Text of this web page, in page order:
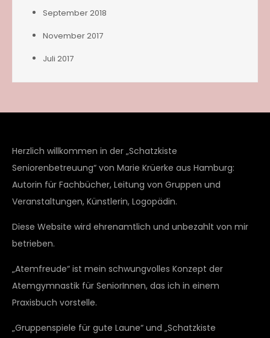
September 2018
November 2017
Juli 2017
Herzlich willkommen in der „Schatzkiste
Seniorenbetreuung“ von Marie Krüerke aus Hamburg:
Autorin für Fachbücher, Leitung von Gruppen und
Veranstaltungen, Künstlerin, Logopädin.
Diese Website wird ehrenamtlich und unbezahlt von mir
betrieben.
„Atemfreude“ ist mein schwungvolles Konzept der
Atemgymnastik für SeniorInnen, das ich in einem
Praxisbuch vorstelle.
„Gruppenspiele für gute Laune“ und „Schatzkiste